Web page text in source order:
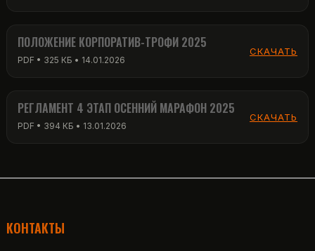
ПОЛОЖЕНИЕ КОРПОРАТИВ-ТРОФИ 2025
PDF • 325 КБ • 14.01.2026
СКАЧАТЬ
РЕГЛАМЕНТ 4 ЭТАП ОСЕННИЙ МАРАФОН 2025
PDF • 394 КБ • 13.01.2026
СКАЧАТЬ
КОНТАКТЫ